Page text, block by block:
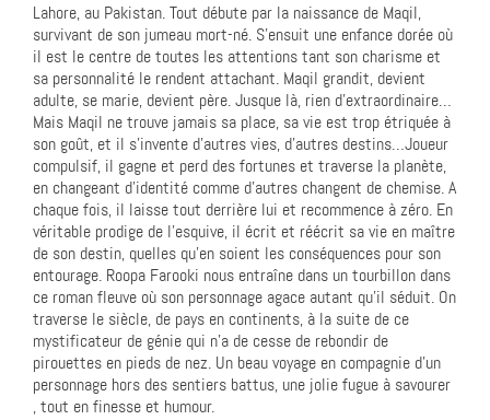
Lahore, au Pakistan. Tout débute par la naissance de Maqil,
survivant de son jumeau mort-né. S’ensuit une enfance dorée où
il est le centre de toutes les attentions tant son charisme et
sa personnalité le rendent attachant. Maqil grandit, devient
adulte, se marie, devient père. Jusque là, rien d’extraordinaire…
Mais Maqil ne trouve jamais sa place, sa vie est trop étriquée à
son goût, et il s’invente d’autres vies, d’autres destins…Joueur
compulsif, il gagne et perd des fortunes et traverse la planète,
en changeant d’identité comme d’autres changent de chemise. A
chaque fois, il laisse tout derrière lui et recommence à zéro. En
véritable prodige de l’esquive, il écrit et réécrit sa vie en maître
de son destin, quelles qu’en soient les conséquences pour son
entourage. Roopa Farooki nous entraîne dans un tourbillon dans
ce roman fleuve où son personnage agace autant qu’il séduit. On
traverse le siècle, de pays en continents, à la suite de ce
mystificateur de génie qui n’a de cesse de rebondir de
pirouettes en pieds de nez. Un beau voyage en compagnie d’un
personnage hors des sentiers battus, une jolie fugue à savourer
, tout en finesse et humour.